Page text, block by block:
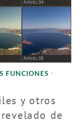
FUNCIONES •
y otros
de